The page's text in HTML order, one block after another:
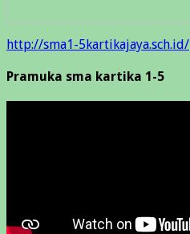
http://sma1-5kartikajaya.sch.id/
Pramuka sma kartika 1-5